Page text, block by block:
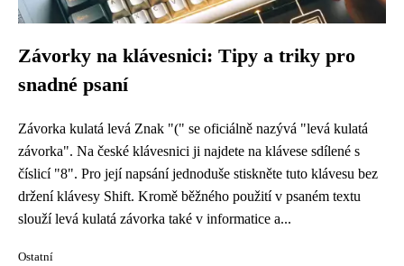
Závorky na klávesnici: Tipy a triky pro
snadné psaní
Závorka kulatá levá Znak "(" se oficiálně nazývá "levá kulatá
závorka". Na české klávesnici ji najdete na klávese sdílené s
číslicí "8". Pro její napsání jednoduše stiskněte tuto klávesu bez
držení klávesy Shift. Kromě běžného použití v psaném textu
slouží levá kulatá závorka také v informatice a...
Ostatní